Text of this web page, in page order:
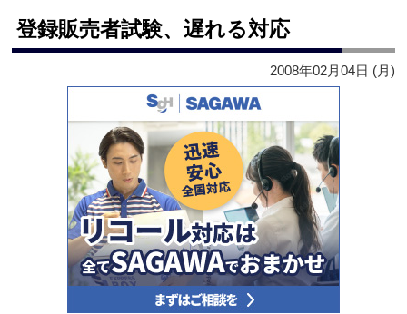
登録販売者試験、遅れる対応
2008年02月04日 (月)